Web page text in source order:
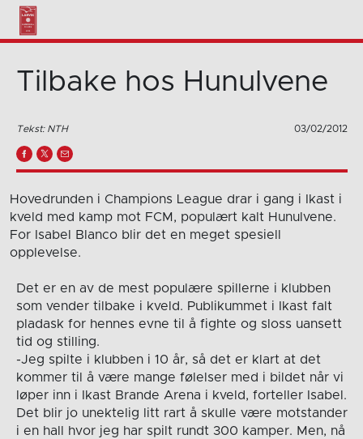
Tilbake hos Hunulvene
Tekst: NTH 03/02/2012
Hovedrunden i Champions League drar i gang i Ikast i
kveld med kamp mot FCM, populært kalt Hunulvene.
For Isabel Blanco blir det en meget spesiell
opplevelse.
Det er en av de mest populære spillerne i klubben
som vender tilbake i kveld. Publikummet i Ikast falt
pladask for hennes evne til å fighte og sloss uansett
tid og stilling.
-Jeg spilte i klubben i 10 år, så det er klart at det
kommer til å være mange følelser med i bildet når vi
løper inn i Ikast Brande Arena i kveld, forteller Isabel.
Det blir jo unektelig litt rart å skulle være motstander
i en hall hvor jeg har spilt rundt 300 kamper. Men, nå